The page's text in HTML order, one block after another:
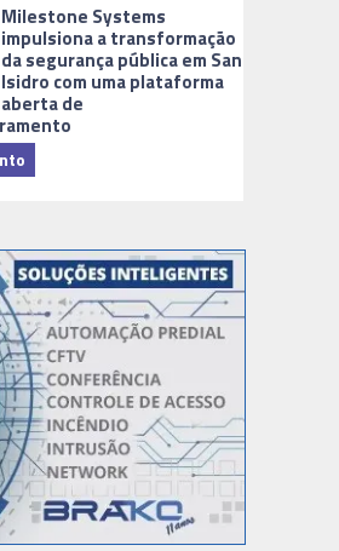
Milestone Systems
impulsiona a transformação
da segurança pública em San
Isidro com uma plataforma
aberta de